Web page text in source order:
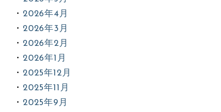
2026年4月
2026年3月
2026年2月
2026年1月
2025年12月
2025年11月
2025年9月